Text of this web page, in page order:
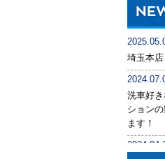
断ミス
後悔し
つのポ
果を感
つの原
【2026
自分で
埼玉本
洗車好
ション
ます！